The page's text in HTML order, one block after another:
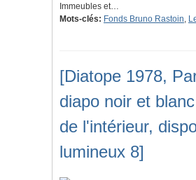
Immeubles et…
Mots-clés: Fonds Bruno Rastoin,
[Diatope 1978,
diapo noir et
de l'intérieur,
lumineux 8]